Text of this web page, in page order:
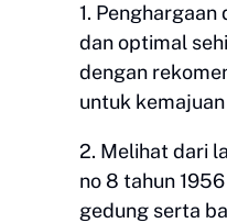
1.
dan optimal
dengan
untuk
2. Melihat dari
no 8 tahun
gedung serta